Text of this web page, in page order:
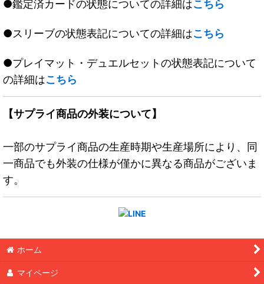
●鑑定済カードの状態についての詳細はこちら
●スリーブの状態表記についての詳細はこちら
●プレイマット・デュエルセットの状態表記について
の詳細はこちら
【サプライ商品の外装について】
一部のサプライ商品の生産時期や生産場所により、同
一商品でも外装の仕様が僅かに異なる商品がございま
す。
ホーム
マイページ